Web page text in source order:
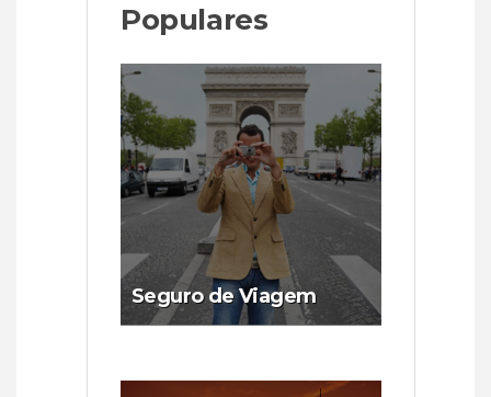
Populares
Seguro de Viagem